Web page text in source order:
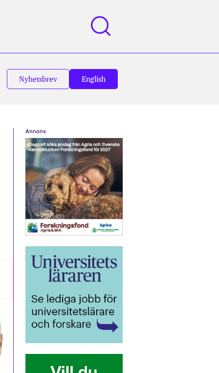
Nyhetsbrev English
Annons